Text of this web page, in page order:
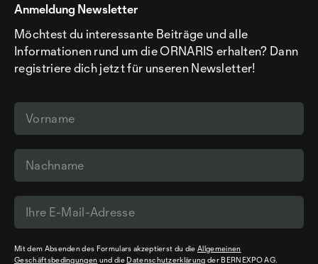
Anmeldung Newsletter
Möchtest du interessante Beiträge und alle
Informationen rund um die ORNARIS erhalten? Dann
registriere dich jetzt für unseren Newsletter!
Mit dem Absenden des Formulars akzeptierst du dieAllgemeinen
Geschäftsbedingungen und die Datenschutzerklärung der BERNEXPO AG.